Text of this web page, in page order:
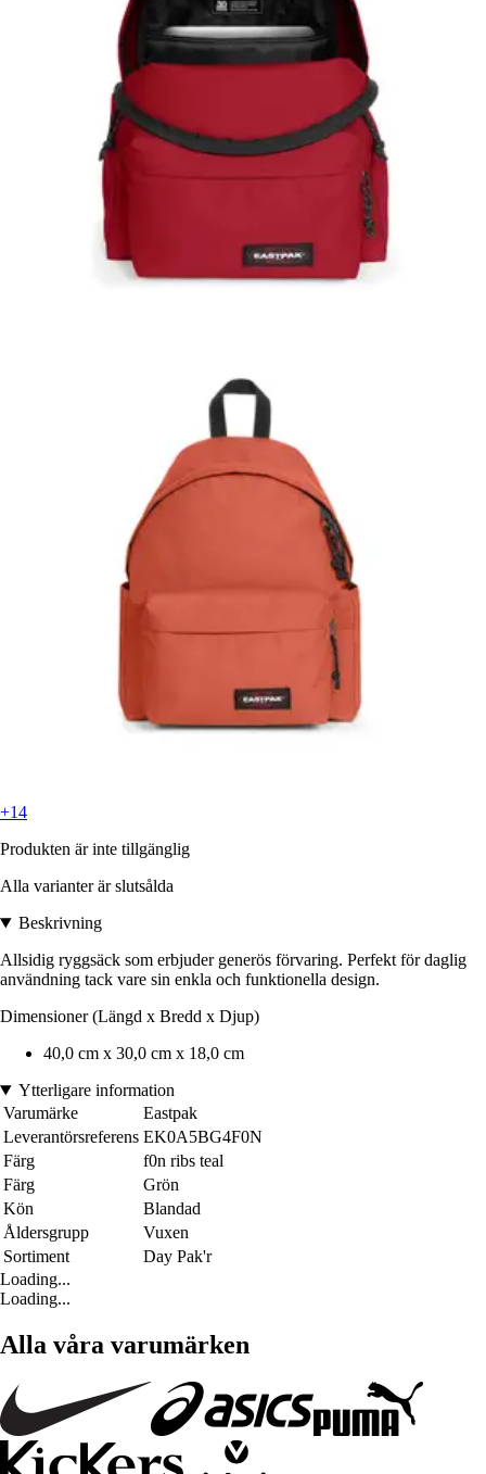
+14
Produkten är inte tillgänglig
Alla varianter är slutsålda
Beskrivning
Allsidig ryggsäck som erbjuder generös förvaring. Perfekt för daglig
användning tack vare sin enkla och funktionella design.
Dimensioner (Längd x Bredd x Djup)
40,0 cm x 30,0 cm x 18,0 cm
Ytterligare information
Varumärke
Eastpak
Leverantörsreferens EK0A5BG4F0N
Färg
f0n ribs teal
Färg
Grön
Kön
Blandad
Åldersgrupp
Vuxen
Sortiment
Day Pak'r
Loading...
Loading...
Alla våra varumärken